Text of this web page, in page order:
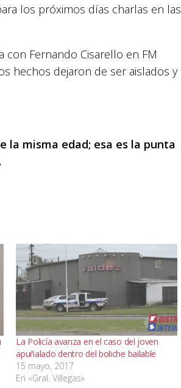
los próximos días charlas en las
con Fernando Cisarello en FM
hechos dejaron de ser aislados y
la misma edad; esa es la punta
La Policía avanza en el caso del joven
apuñalado dentro del boliche bailable
15 mayo, 2017
En «Gral. Villegas»